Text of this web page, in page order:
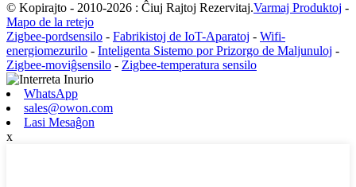
© Kopirajto - 2010-2026 : Ĉiuj Rajtoj Rezervitaj.Varmaj Produktoj -
Mapo de la retejo
Zigbee-pordsensilo - Fabrikistoj de IoT-Aparatoj - Wifi-
energiomezurilo - Inteligenta Sistemo por Prizorgo de Maljunuloj -
Zigbee-moviĝsensilo - Zigbee-temperatura sensilo
WhatsApp
sales@owon.com
Lasi Mesaĝon
x